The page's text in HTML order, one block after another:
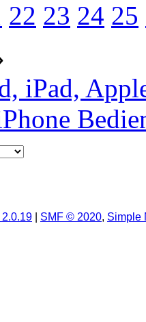
22 23 24 25
iPad,
2.0.19 SMF © 2020, Simple